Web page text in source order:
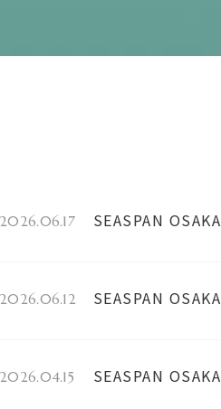
2026.06.17 SEASPAN OSAKA
2026.06.12 SEASPAN OSAKA
2026.04.15 SEASPAN OSAKA